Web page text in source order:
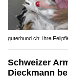
guterhund.ch: Ihre
Schweizer
Dieckmann